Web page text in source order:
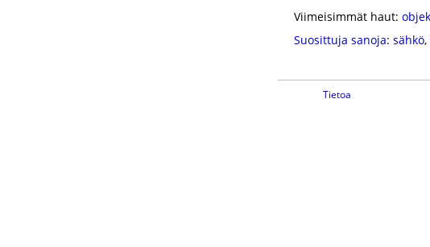
Viimeisimmät haut:
Suosittuja sanoja: sähkö,
Tietoa